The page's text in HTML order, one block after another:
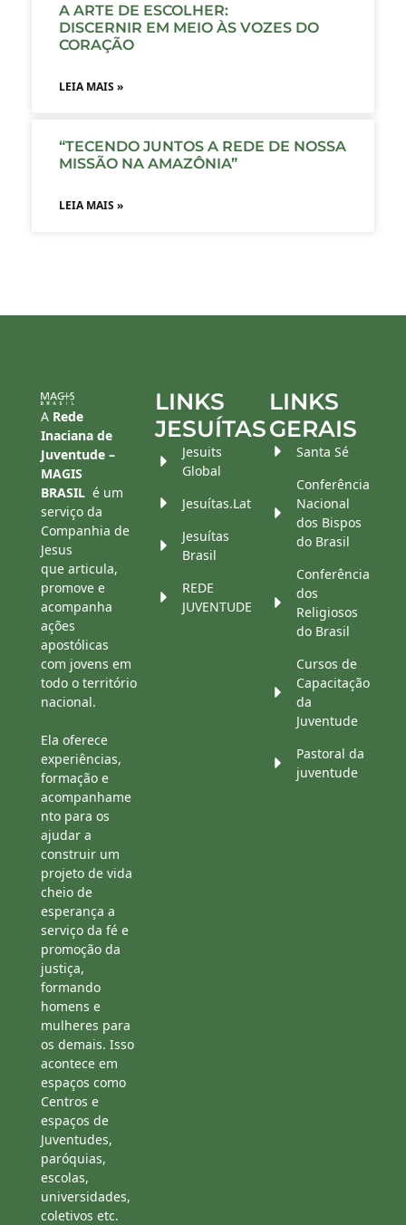
A ARTE DE ESCOLHER:
DISCERNIR EM MEIO ÀS VOZES DO
CORAÇÃO
LEIA MAIS »
“TECENDO JUNTOS A REDE DE NOSSA
MISSÃO NA AMAZÔNIA”
LEIA MAIS »
A Rede
Inaciana de
Juventude –
MAGIS
BRASIL é um
serviço da
Companhia de
Jesus
que articula,
promove e
acompanha
ações
apostólicas
com jovens em
todo o território
nacional.
Ela oferece
experiências,
formação e
acompanhame
nto para os
ajudar a
construir um
projeto de vida
cheio de
esperança a
serviço da fé e
promoção da
justiça,
formando
homens e
mulheres para
os demais. Isso
acontece em
espaços como
Centros e
espaços de
Juventudes,
paróquias,
escolas,
universidades,
coletivos etc.
LINKS
JESUÍTAS
Jesuits
Global
Jesuítas.Lat
Jesuítas
Brasil
REDE
JUVENTUDE
LINKS
GERAIS
Santa Sé
Conferência
Nacional
dos Bispos
do Brasil
Conferência
dos
Religiosos
do Brasil
Cursos de
Capacitação
da
Juventude
Pastoral da
juventude